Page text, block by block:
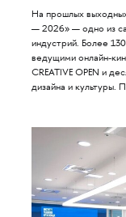
На прошлых
— 2026» — одно из
индустрий. Более
ведущими онлайн-
CREATIVE OPEN и
дизайна и культуры.